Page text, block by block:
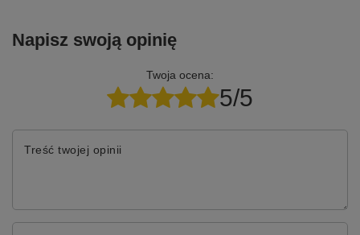
Napisz swoją opinię
Twoja ocena:
5/5
Treść twojej opinii